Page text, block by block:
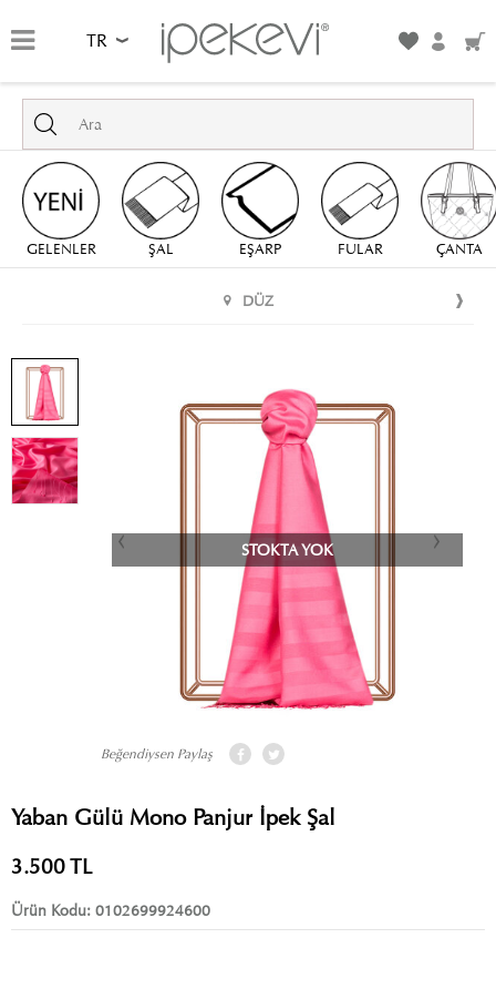
TR
GELENLER ŞAL EŞARP FULAR ÇANTA
DÜZ
STOKTA YOK
Beğendiysen Paylaş
Yaban Gülü Mono Panjur İpek Şal
3.500TL
Ürün Kodu: 0102699924600